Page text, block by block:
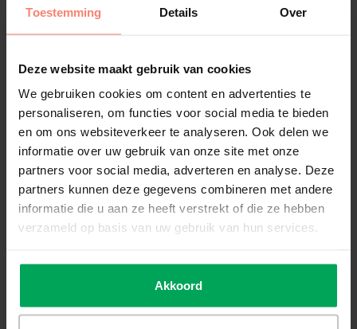
Toestemming Details Over
Deze website maakt gebruik van cookies
We gebruiken cookies om content en advertenties te
personaliseren, om functies voor social media te bieden
en om ons websiteverkeer te analyseren. Ook delen we
informatie over uw gebruik van onze site met onze
partners voor social media, adverteren en analyse. Deze
partners kunnen deze gegevens combineren met andere
informatie die u aan ze heeft verstrekt of die ze hebben
verzameld op basis van uw gebruik van hun services.
Akkoord
Stückzahl - +
In den Warenkorb
Hochwertige Folien-Qualität
Zuschnitt nach Maß
Lieferzeit 3-5 Werktage
Zusatzinformation?Neem contact met ons op
Produktbeschreibung
Bestellen Sie Fensterfolie
Rauchglas SGP75 nach Maß